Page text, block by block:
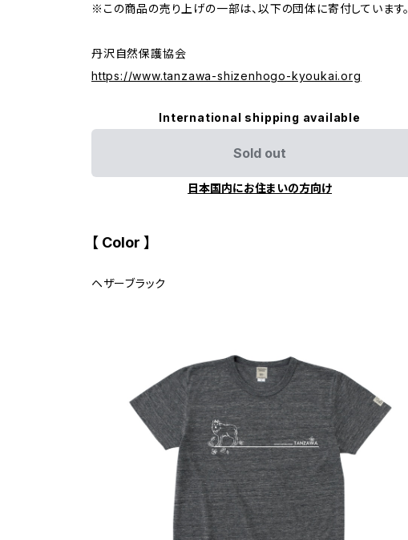
※この商品の売り上げの一部は、以下の団体に寄付しています。
丹沢自然保護協会
https://www.tanzawa-shizenhogo-kyoukai.org
International shipping available
Sold out
日本国内にお住まいの方向け
【 Color 】
ヘザーブラック